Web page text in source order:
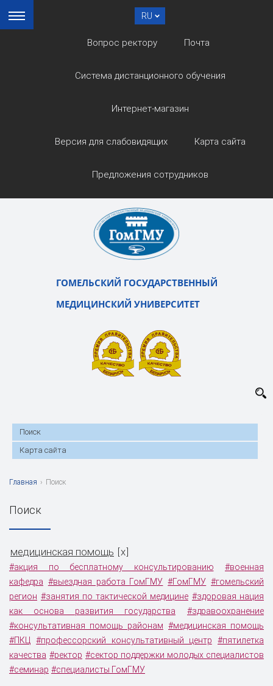
RU
Вопрос ректору Почта
Система дистанционного обучения
Интернет-магазин
Версия для слабовидящих Карта сайта
Предложения сотрудников
ГОМЕЛЬСКИЙ ГОСУДАРСТВЕННЫЙ
МЕДИЦИНСКИЙ УНИВЕРСИТЕТ
Поиск
Карта сайта
Главная › Поиск
Поиск
медицинская помощь x
#акция по бесплатному консультированию
#военная
кафедра #выездная работа ГомГМУ #ГомГМУ #гомельский
регион #занятия по тактической медицине #здоровая нация
как основа развития государства
#здравоохранение
#консультативная помощь районам #медицинская помощь
#ПКЦ
#профессорский консультативный центр
#пятилетка
качества #ректор #сектор поддержки молодых специалистов
#семинар #специалисты ГомГМУ